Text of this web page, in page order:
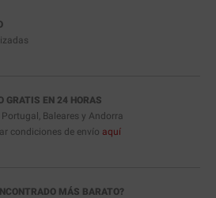
GRATIS EN 24 HORAS
Portugal, Baleares y Andorra
condiciones de envío aquí
MÁS BARATO?